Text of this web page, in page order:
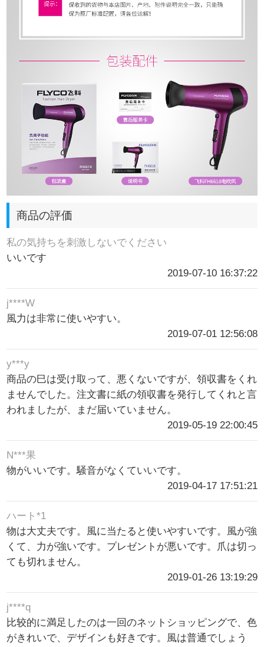
商品の評価
私の気持ちを刺激しないでください
いいです
2019-07-10 16:37:22
j****W
風力は非常に使いやすい。
2019-07-01 12:56:08
y***y
商品の巳は受け取って、悪くないですが、領収書をくれ
ませんでした。注文書に紙の領収書を発行してくれと言
われましたが、まだ届いていません。
2019-05-19 22:00:45
N***果
物がいいです。騒音がなくていいです。
2019-04-17 17:51:21
ハート*1
物は大丈夫です。風に当たると使いやすいです。風が強
くて、力が強いです。プレゼントが悪いです。爪は切っ
ても切れません。
2019-01-26 13:19:29
j****q
比较的に満足したのは一回のネットショッピングで、色
がきれいで、デザインも好きです。風は普通でしょう